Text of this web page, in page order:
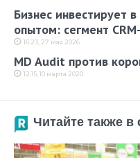
Бизнес инвестирует
опытом: сегмент
16:23, 27 мая 2026
MD Audit против
12:15, 10 марта 2020
Читайте также в